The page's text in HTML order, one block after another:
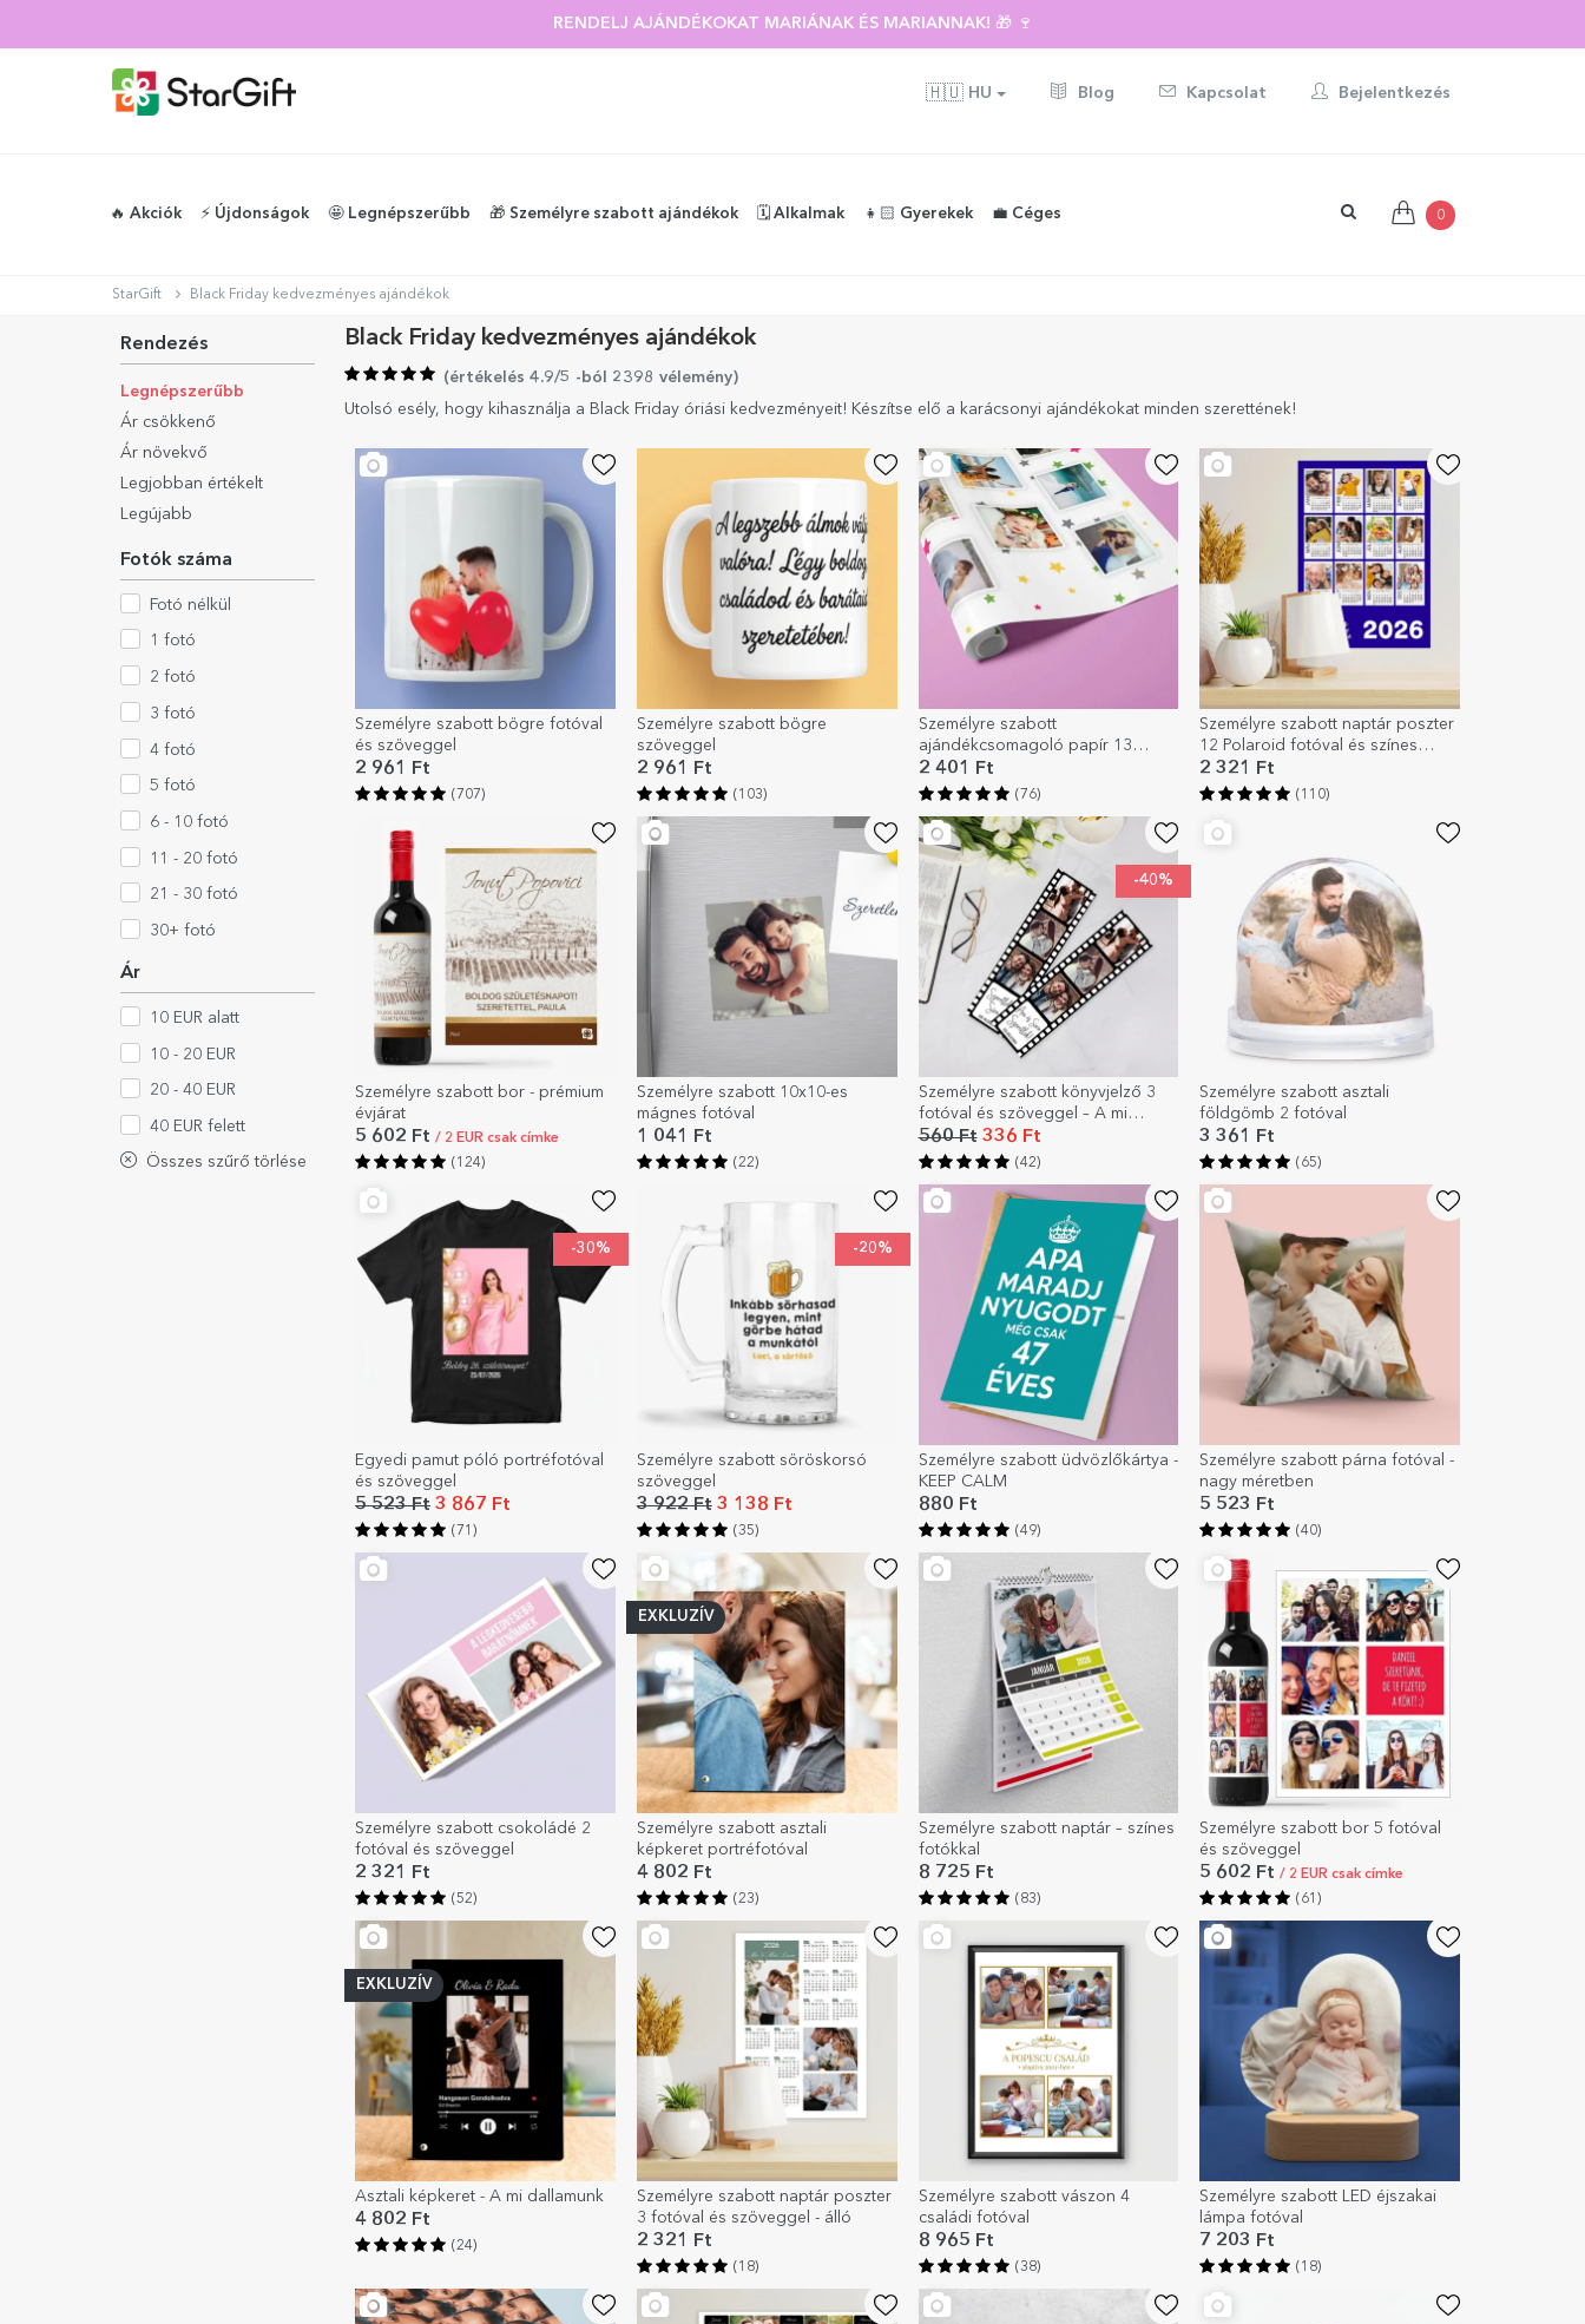
RENDELJ AJÁNDÉKOKAT MARIÁNAK ÉS MARIANNAK! 🎁 🍷
NYÁRI KIÁRUSÍTÁS 🌴 AKÁR 40%-OS KEDVEZMÉNY TÖBB MINT 100 SZEMÉLYRE SZABOTT AJÁNDÉKRA ☀️
🇭🇺 HU Blog Kapcsolat Bejelentkezés
🔥 Akciók ⚡️ Újdonságok 🤩 Legnépszerűbb 🎁 Személyre szabott ajándékok 🗓️ Alkalmak 👧🏻 Gyerekek 💼 Céges 0
StarGift Black Friday kedvezményes ajándékok
Rendezés
Legnépszerűbb
Ár csökkenő
Ár növekvő
Legjobban értékelt
Legújabb
Fotók száma
Fotó nélkül
1 fotó
2 fotó
3 fotó
4 fotó
5 fotó
6 - 10 fotó
11 - 20 fotó
21 - 30 fotó
30+ fotó
Ár
10 EUR alatt
10 - 20 EUR
20 - 40 EUR
40 EUR felett
Összes szűrő törlése
Black Friday kedvezményes ajándékok
(értékelés 4.9/5 -ból 2398 vélemény)
Utolsó esély, hogy kihasználja a Black Friday óriási kedvezményeit! Készítse elő a karácsonyi ajándékokat minden szerettének!
Személyre szabott bögre fotóval
és szöveggel
2 961 Ft
(707)
Személyre szabott bögre
szöveggel
2 961 Ft
(103)
Személyre szabott
ajándékcsomagoló papír 13
fotóval, színes csillagokkal
díszített háttérrel
2 401 Ft
(76)
Személyre szabott naptár poszter
12 Polaroid fotóval és színes
háttérrel
2 321 Ft
(110)
Személyre szabott bor - prémium
évjárat
5 602 Ft / 2 EUR csak címke
(124)
Személyre szabott 10x10-es
mágnes fotóval
1 041 Ft
(22)
-40%
Személyre szabott könyvjelző 3
fotóval és szöveggel – A mi
történetünk
560 Ft336 Ft
(42)
Személyre szabott asztali
földgömb 2 fotóval
3 361 Ft
(65)
-30%
Egyedi pamut póló portréfotóval
és szöveggel
5 523 Ft 3 867 Ft
(71)
-20%
Személyre szabott söröskorsó
szöveggel
3 922 Ft3 138 Ft
(35)
Személyre szabott üdvözlőkártya -
KEEP CALM
880 Ft
(49)
Személyre szabott párna fotóval -
nagy méretben
5 523 Ft
(40)
Személyre szabott csokoládé 2
fotóval és szöveggel
2 321 Ft
(52)
EXKLUZÍV
Személyre szabott asztali
képkeret portréfotóval
4 802 Ft
(23)
Személyre szabott naptár – színes
fotókkal
8 725 Ft
(83)
Személyre szabott bor 5 fotóval
és szöveggel
5 602 Ft/ 2 EUR csak címke
(61)
EXKLUZÍV
Asztali képkeret - A mi dallamunk
4 802 Ft
(24)
Személyre szabott naptár poszter
3 fotóval és szöveggel - álló
2 321 Ft
(18)
Személyre szabott vászon 4
családi fotóval
8 965 Ft
(38)
Személyre szabott LED éjszakai
lámpa fotóval
7 203 Ft
(18)